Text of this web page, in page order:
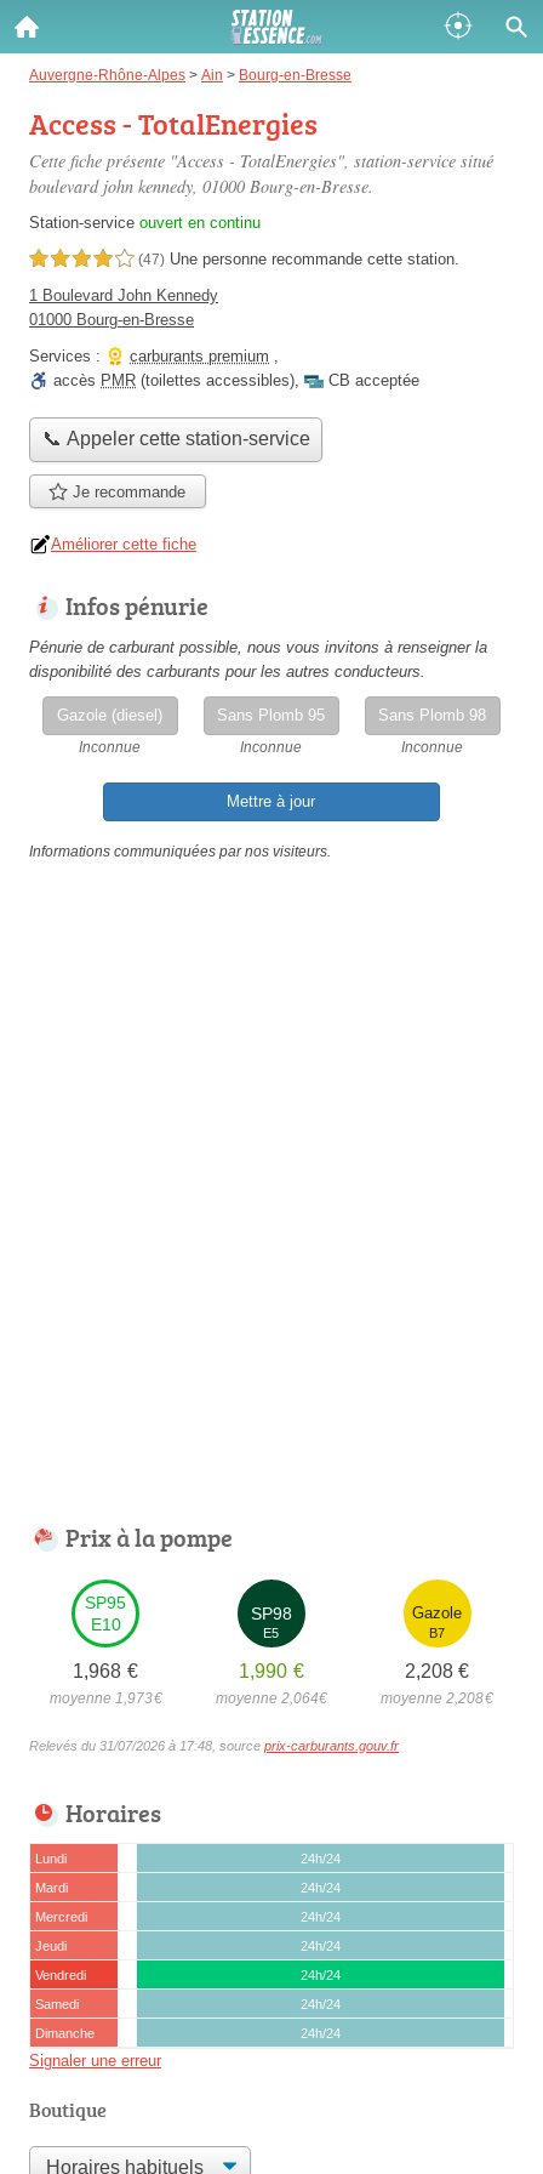
Auvergne-Rhône-Alpes > Ain > Bourg-en-Bresse
Access - TotalEnergies
Cette fiche présente "Access - TotalEnergies", station-service situé
boulevard john kennedy, 01000 Bourg-en-Bresse.
Station-service ouvert en continu
4,0 étoiles sur 5 (47) Une personne recommande cette station.
1 Boulevard John Kennedy
01000 Bourg-en-Bresse
Services :
carburants premium ,
accès PMR (toilettes accessibles), CB acceptée
📞 Appeler cette station-service
Je recommande
Améliorer cette fiche
Infos pénurie
Pénurie de carburant possible, nous vous invitons à renseigner la
disponibilité des carburants pour les autres conducteurs.
Gazole (diesel)
Inconnue
Sans Plomb 95
Inconnue
Sans Plomb 98
Inconnue
Mettre à jour
Informations communiquées par nos visiteurs.
Prix à la pompe
SP95
E10
1,968 €
moyenne 1,973€
SP98
E5
1,990 €
moyenne 2,064€
Gazole
B7
2,208 €
moyenne 2,208€
Relevés du 31/07/2026 à 17:48, source prix-carburants.gouv.fr
Horaires
Lundi
24h/24
Mardi
24h/24
Mercredi
24h/24
Jeudi
24h/24
Vendredi
24h/24
Samedi
24h/24
Dimanche
24h/24
Signaler une erreur
Boutique
Gazole :
Disponible
SP 98 :
Disponible
SP 95 :
Disponible